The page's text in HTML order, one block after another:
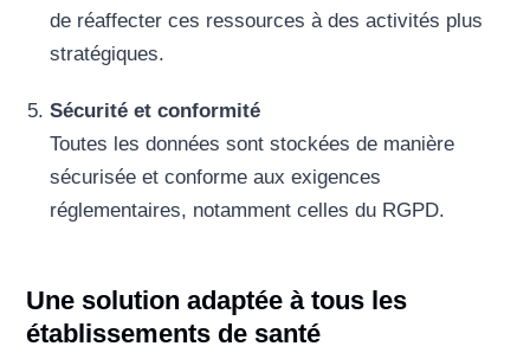
de réaffecter ces ressources à des activités plus
stratégiques.
Sécurité et conformité
Toutes les données sont stockées de manière
sécurisée et conforme aux exigences
réglementaires, notamment celles du RGPD.
Une solution adaptée à tous les
établissements de santé